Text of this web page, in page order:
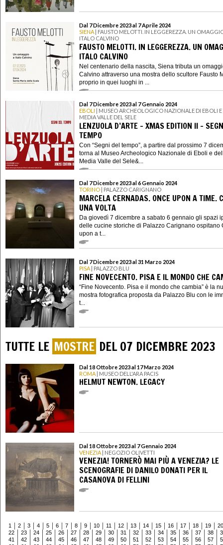
Dal 7 Dicembre 2023 al 7 Aprile 2024
SIENA | FAUSTO MELOTTI. IN LEGGEREZZA. UN
ITALO CALVINO
FAUSTO MELOTTI. IN LEGGEREZZA. UN
ITALO CALVINO
Nel centenario della nascita, Siena tributa un
Calvino attraverso una mostra dello scultore Fausto
proprio in quei luoghi in ...
Dal 7 Dicembre 2023 al 7 Gennaio 2024
EBOLI | MUSEO ARCHEOLOGICO NAZIONALE DI EBOLI E
MEDIA VALLE DEL SELE
LENZUOLA D’ARTE - XMAS EDITION II -
TEMPO
Con “Segni del tempo”, a partire dal prossimo 7
torna al Museo Archeologico Nazionale di Eboli e
Media Valle del Sele&...
Dal 7 Dicembre 2023 al 6 Gennaio 2024
TORINO | PALAZZO CARIGNANO
MARCELA CERNADAS. ONCE UPON A TIME.
UNA VOLTA
Da giovedì 7 dicembre a sabato 6 gennaio gli spazi
delle cucine storiche di Palazzo Carignano ospitano
upon a t...
Dal 7 Dicembre 2023 al 31 Marzo 2024
PISA | PALAZZO BLU
FINE NOVECENTO. PISA E IL MONDO CHE
“Fine Novecento. Pisa e il mondo che cambia” è la
mostra fotografica proposta da Palazzo Blu con le
t...
TUTTE LE MOSTRE DEL 07 DICEMBRE 2023
Dal 18 Ottobre 2023 al 17 Marzo 2024
ROMA | MUSEO DELL'ARA PACIS
HELMUT NEWTON. LEGACY
Dal 18 Ottobre 2023 al 7 Gennaio 2024
VENEZIA | NEGOZIO OLIVETTI
VENEZIA! TORNERÒ MAI PIÙ A VENEZIA? LE
SCENOGRAFIE DI DANILO DONATI PER IL
CASANOVA DI FELLINI
1 2 3 4 5 6 7 8 9 10 11 12 13 14 15 16 17 18 19
20
22
23 24 25 26 27 28 29 30 31 32 33 34 35 36 37 38
41
42 43 44 45 46 47 48 49 50 51 52 53 54 55 56 57